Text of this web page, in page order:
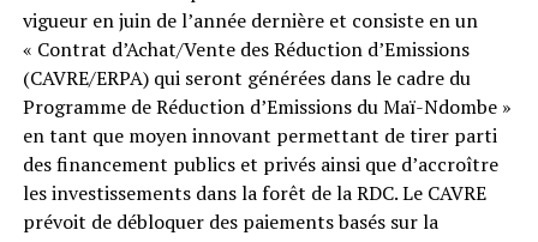
vigueur en juin de l’année dernière et consiste en un
« Contrat d’Achat/Vente des Réduction d’Emissions
(CAVRE/ERPA) qui seront générées dans le cadre du
Programme de Réduction d’Emissions du Maï-Ndombe »
en tant que moyen innovant permettant de tirer parti
des financement publics et privés ainsi que d’accroître
les investissements dans la forêt de la RDC. Le CAVRE
prévoit de débloquer des paiements basés sur la